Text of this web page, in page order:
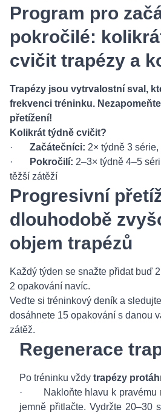
Program pro
pokročilé:
cvičit trapézy a
Trapézy jsou vytrvalostní sval,
frekvenci tréninku.
přetížení!
Kolikrát týdně cvičit?
· Začátečníci: 2× týdně 3
·
Pokročilí: 2–3× týdně 4–5
těžší zátěží
Progresivní
dlouhodobě
objem trapézů
Každý týden se snažte přidat buď
2 opakování navíc.
Veďte si tréninkový deník a
dosáhnete 15 opakování s danou
zátěž.
Regenerace
Po tréninku vždy trapézy
· Nakloňte hlavu k pravému
jemně přitlačte. Vydržte 20–30